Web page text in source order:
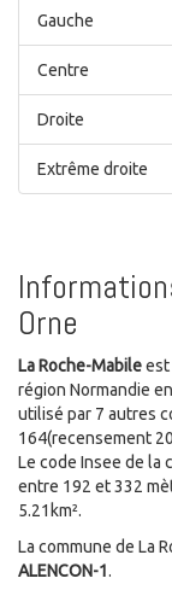
Gauche
Centre
Droite
Extrême droite
Orne
La Roche-Mabileest
région Normandie
utilisé par 7 autres
164(recensement
Le code Insee de la
entre 192 et 332
5.21km².
La commune de La
ALENCON-1.